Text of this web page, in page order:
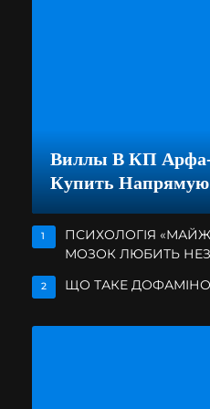
Виллы В КП
Купить
1
ПСИХОЛОГІЯ
МОЗОК ЛЮБИТЬ
2 ЩО ТАКЕ